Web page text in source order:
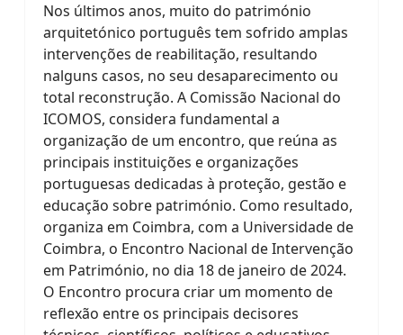
Nos últimos anos, muito do património
arquitetónico português tem sofrido amplas
intervenções de reabilitação, resultando
nalguns casos, no seu desaparecimento ou
total reconstrução. A Comissão Nacional do
ICOMOS, considera fundamental a
organização de um encontro, que reúna as
principais instituições e organizações
portuguesas dedicadas à proteção, gestão e
educação sobre património. Como resultado,
organiza em Coimbra, com a Universidade de
Coimbra, o Encontro Nacional de Intervenção
em Património, no dia 18 de janeiro de 2024.
O Encontro procura criar um momento de
reflexão entre os principais decisores